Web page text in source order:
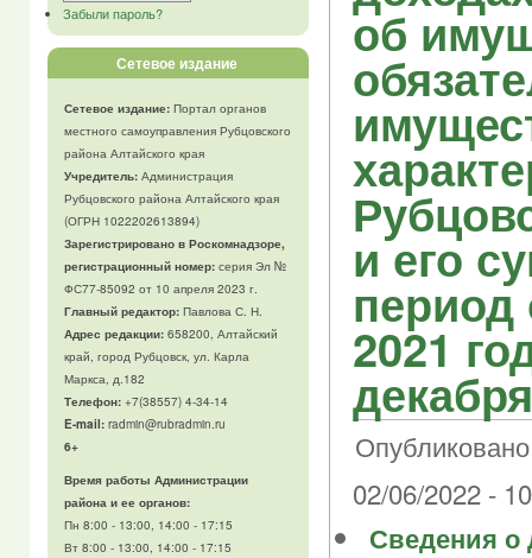
Забыли пароль?
Сетевое издание
Сетевое издание:Портал органов
местного самоуправления Рубцовского
района Алтайского края
Учредитель:Администрация
Рубцовского района Алтайского края
(ОГРН 1022202613894)
Зарегистрировано в Роскомнадзоре,
регистрационный номер:серия Эл №
ФС77-85092 от 10 апреля 2023 г.
Главный редактор:Павлова С. Н.
Адрес редакции:658200, Алтайский
край, город Рубцовск, ул. Карла
Маркса, д.182
Телефон:+7(38557) 4-34-14
E-mail:radmin@rubradmin.ru
6+
Время работы Администрации
района и ее органов:
Пн 8:00 - 13:00, 14:00 - 17:15
Вт 8:00 - 13:00, 14:00 - 17:15
об
и его
период
2021
02/06/2022 -
Сведения о